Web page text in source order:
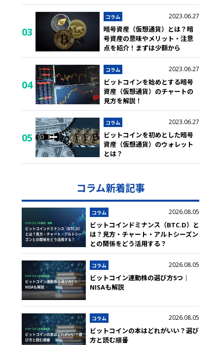
03
コラム 2023.06.27
暗号資産（仮想通貨）とは？暗
号資産の意味やメリット・注意
点を紹介！まずは少額から
04
コラム 2023.06.27
ビットコインを始めとする暗号
資産（仮想通貨）のチャートの
見方を解説！
05
コラム 2023.06.27
ビットコインを初めとした暗号
資産（仮想通貨）のウォレット
とは？
コラム新着記事
コラム 2026.08.05
ビットコインドミナンス（BTC.D）と
は？見方・チャート・アルトシーズン
との関係をどう活用する？
コラム 2026.08.05
ビットコイン連動株の選び方5つ｜
NISAも解説
コラム 2026.08.05
ビットコインの本はどれがいい？選び
方と読む順番